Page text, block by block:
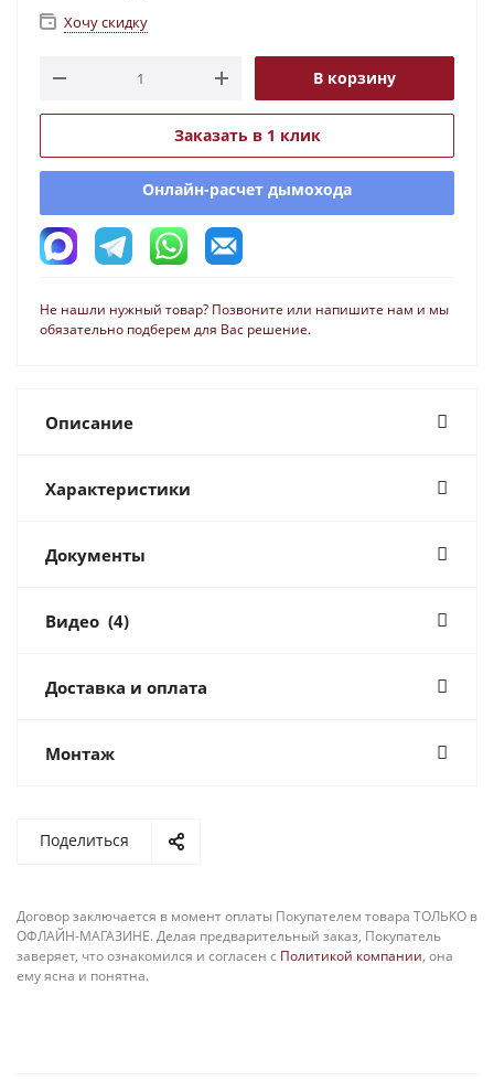
Хочу скидку
В корзину
Заказать в 1 клик
Онлайн-расчет дымохода
Не нашли нужный товар? Позвоните или напишите нам и мы
обязательно подберем для Вас решение.
Описание
Характеристики
Документы
Видео (4)
Доставка и оплата
Монтаж
Поделиться
Договор заключается в момент оплаты Покупателем товара ТОЛЬКО в
ОФЛАЙН-МАГАЗИНЕ. Делая предварительный заказ, Покупатель
заверяет, что ознакомился и согласен с Политикой компании, она
ему ясна и понятна.